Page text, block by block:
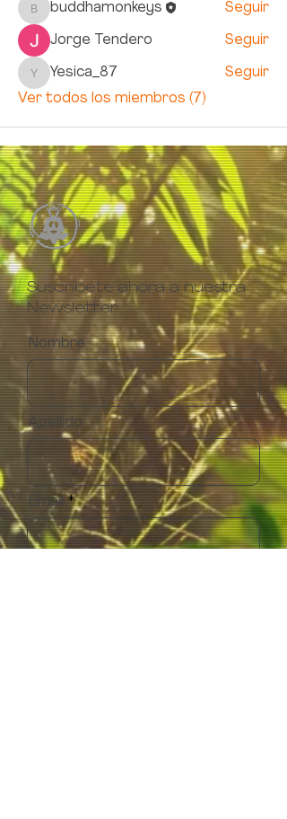
buddhamonkeys
buddhamonkeys Seguir
Jorge Tendero Seguir
Yesica_87
Yesica_87
Seguir
Ver todos los miembros (7)
Suscríbete ahora a nuestra
Newsletter
Nombre
Apellido
Email